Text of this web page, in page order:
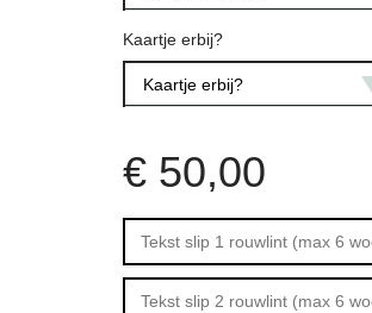
Kaartje erbij?
Kaartje erbij?
€ 50,00